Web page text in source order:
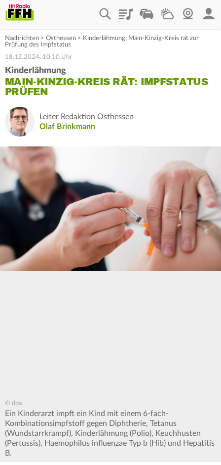
PlaylistStaupilotWetterWebcam
Nachrichten > Osthessen > Kinderlähmung: Main-Kinzig-Kreis rät zur
Prüfung des Impfstatus
18.12.2024, 10:10 Uhr
Kinderlähmung
MAIN-KINZIG-KREIS RÄT: IMPFSTATUS
PRÜFEN
Leiter Redaktion Osthessen
Olaf Brinkmann
© dpa
Ein Kinderarzt impft ein Kind mit einem 6-fach-
Kombinationsimpfstoff gegen Diphtherie, Tetanus
(Wundstarrkrampf), Kinderlähmung (Polio), Keuchhusten
(Pertussis), Haemophilus influenzae Typ b (Hib) und Hepatitis
B.